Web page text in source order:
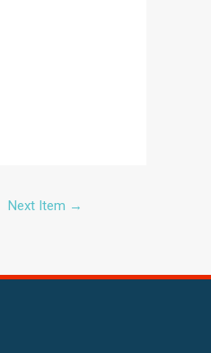
Next Item →